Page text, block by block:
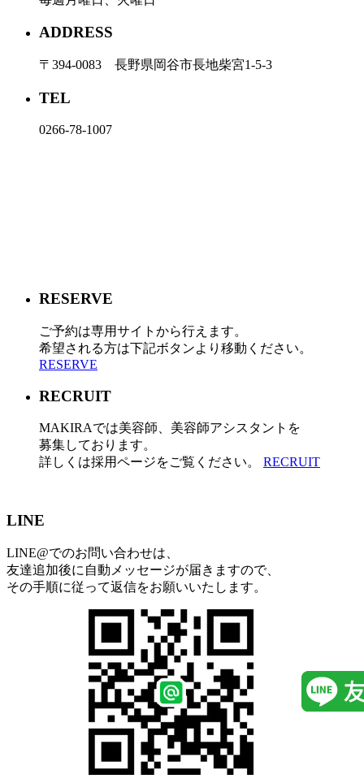
ADDRESS
〒394-0083 長野県岡谷市長地柴宮1-5-3
TEL
0266-78-1007
RESERVE
ご予約は専用サイトから行えます。
希望される方は下記ボタンより移動ください。
RESERVE
RECRUIT
MAKIRAでは美容師、美容師アシスタントを
募集しております。
詳しくは採用ページをご覧ください。 RECRUIT
LINE
LINE@でのお問い合わせは、
友達追加後に自動メッセージが届きますので、
その手順に従って返信をお願いいたします。